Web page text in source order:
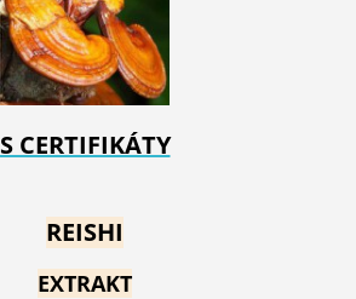
S CERTIFIKÁTY
REISHI
EXTRAKT